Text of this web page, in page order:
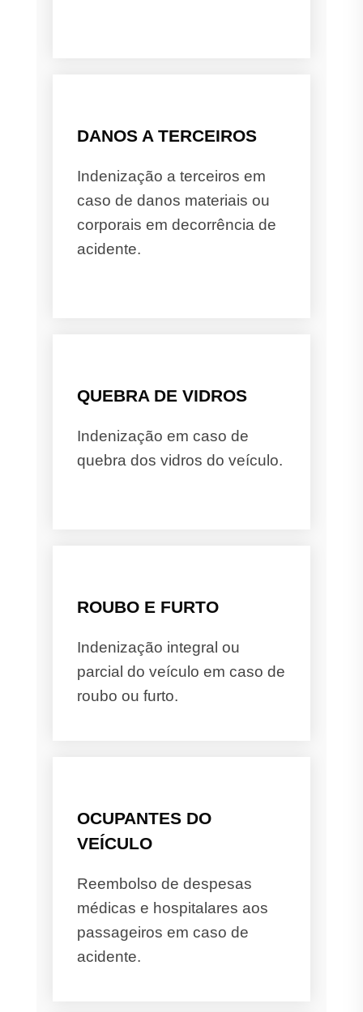
DANOS A TERCEIROS
Indenização a terceiros em
caso de danos materiais ou
corporais em decorrência de
acidente.
QUEBRA DE VIDROS
Indenização em caso de
quebra dos vidros do veículo.
ROUBO E FURTO
Indenização integral ou
parcial do veículo em caso de
roubo ou furto.
OCUPANTES DO
VEÍCULO
Reembolso de despesas
médicas e hospitalares aos
passageiros em caso de
acidente.